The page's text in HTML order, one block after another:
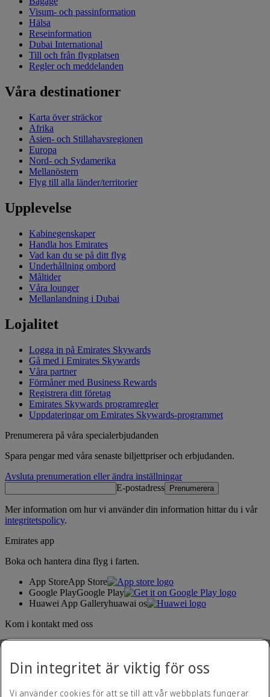
Visum- och passinformation
Hälsa
Reseinformation
Dubai International
Till och från flygplatsen
Regler och meddelanden
Våra destinationer
Karta över sträckor
Afrika
Asien- och Stillahavsregionen
Europa
Nord- och Sydamerika
Mellanöstern
Flyg till alla länder/territorier
Upplevelse
Kabinegenskaper
Handla hos Emirates
Vad kan du se på ditt flyg
Underhållning ombord
Måltider
Våra lounger
Mellanlandning i Dubai
Lojalitet
Logga in på Emirates Skywards
Gå med i Emirates Skywards
Våra partner
Förmåner med Business Rewards
Registrera ditt företag
Emirates Skywards programregler
Uppdateringar om Emirates Skywards-programmet
Prenumerera på våra specialerbjudanden
Spara pengar med våra senaste biljettpriser och erbjudanden.
Avsluta prenumeration eller ändra inställningar
E-postadress Prenumerera
Mer information om hur vi använder din information hittar du i vår
integritetspolicy.
Emirates app
Boka och hantera dina flyg i farten.
App StoreApp Store
Google PlayGoogle Play
Huawei App Galleryhuawai os
Kom i kontakt med oss
Din integritet är viktig för oss
Vi använder cookies för att se till att vår webbplats fungerar